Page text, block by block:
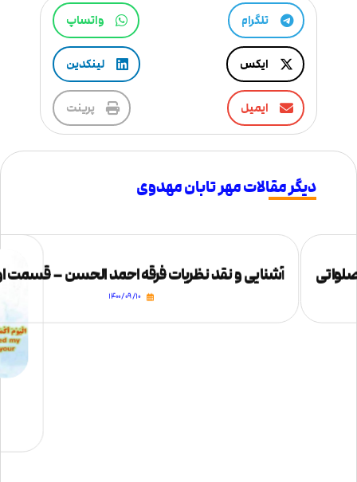
تلگرام واتساپ
ایکس لینکدین
ایمیل پرینت
دیگر مقالات مهر تابان مهدوی
آشنایی و نقد نظریات فرقه احمد الحسن – قسمت
۱۴۰۰/۰۹/۱۰